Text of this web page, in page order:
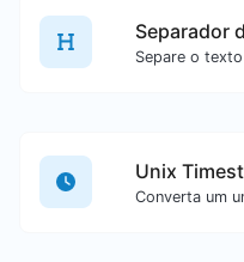
Separador
Unix